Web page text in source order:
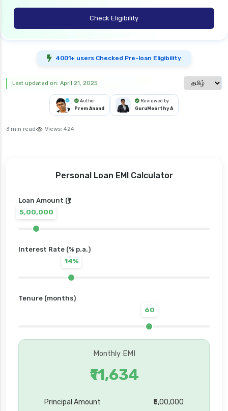
Check Eligibility
4001+ users Checked Pre-loan Eligibility
Select
Last updated on: April 21, 2025
Author
Prem Anand
Reviewed by
GuruMoorthy A
3 min read Views: 424
Personal Loan EMI Calculator
Loan Amount (₹)
5,00,000
Interest Rate (% p.a.)
14%
Tenure (months)
60
Monthly EMI
₹11,634
Principal Amount
₹5,00,000